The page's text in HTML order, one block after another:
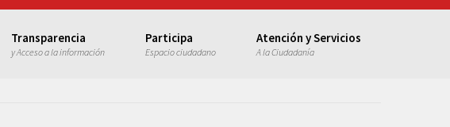
Transparencia
y Acceso a la información
Participa
Espacio ciudadano
Atención y Servicios
A la Ciudadanía